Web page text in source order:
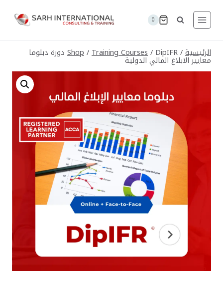
إلى
المحتوى 0
الرئيسية/
Shop/Training Courses/ DipIFR دورة دبلوما
معايير الابلاغ المالي الدولية